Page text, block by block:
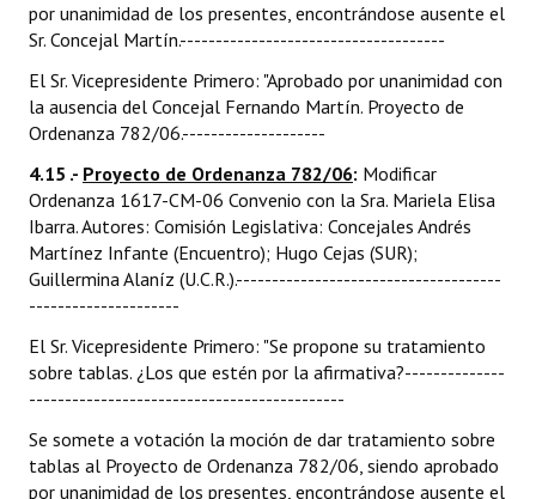
por unanimidad de los presentes, encontrándose ausente el
Sr. Concejal Martín.-------------------------------------
El Sr. Vicepresidente Primero: "Aprobado por unanimidad con
la ausencia del Concejal Fernando Martín. Proyecto de
Ordenanza 782/06.--------------------
4.15 .- Proyecto de Ordenanza 782/06: Modificar
Ordenanza 1617-CM-06 Convenio con la Sra. Mariela Elisa
Ibarra. Autores: Comisión Legislativa: Concejales Andrés
Martínez Infante (Encuentro); Hugo Cejas (SUR);
Guillermina Alaníz (U.C.R.).-------------------------------------
---------------------
El Sr. Vicepresidente Primero: "Se propone su tratamiento
sobre tablas. ¿Los que estén por la afirmativa?--------------
--------------------------------------------
Se somete a votación la moción de dar tratamiento sobre
tablas al Proyecto de Ordenanza 782/06, siendo aprobado
por unanimidad de los presentes, encontrándose ausente el